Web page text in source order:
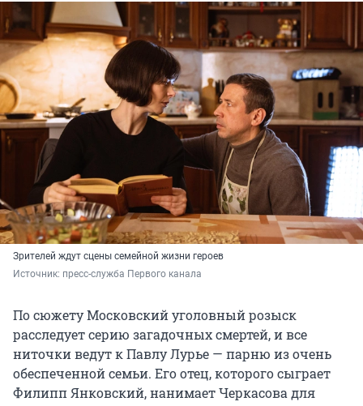
Зрителей ждут сцены семейной жизни героев
Источник: пресс-служба Первого канала
По сюжету Московский уголовный розыск
расследует серию загадочных смертей, и все
ниточки ведут к Павлу Лурье — парню из очень
обеспеченной семьи. Его отец, которого сыграет
Филипп Янковский, нанимает Черкасова для